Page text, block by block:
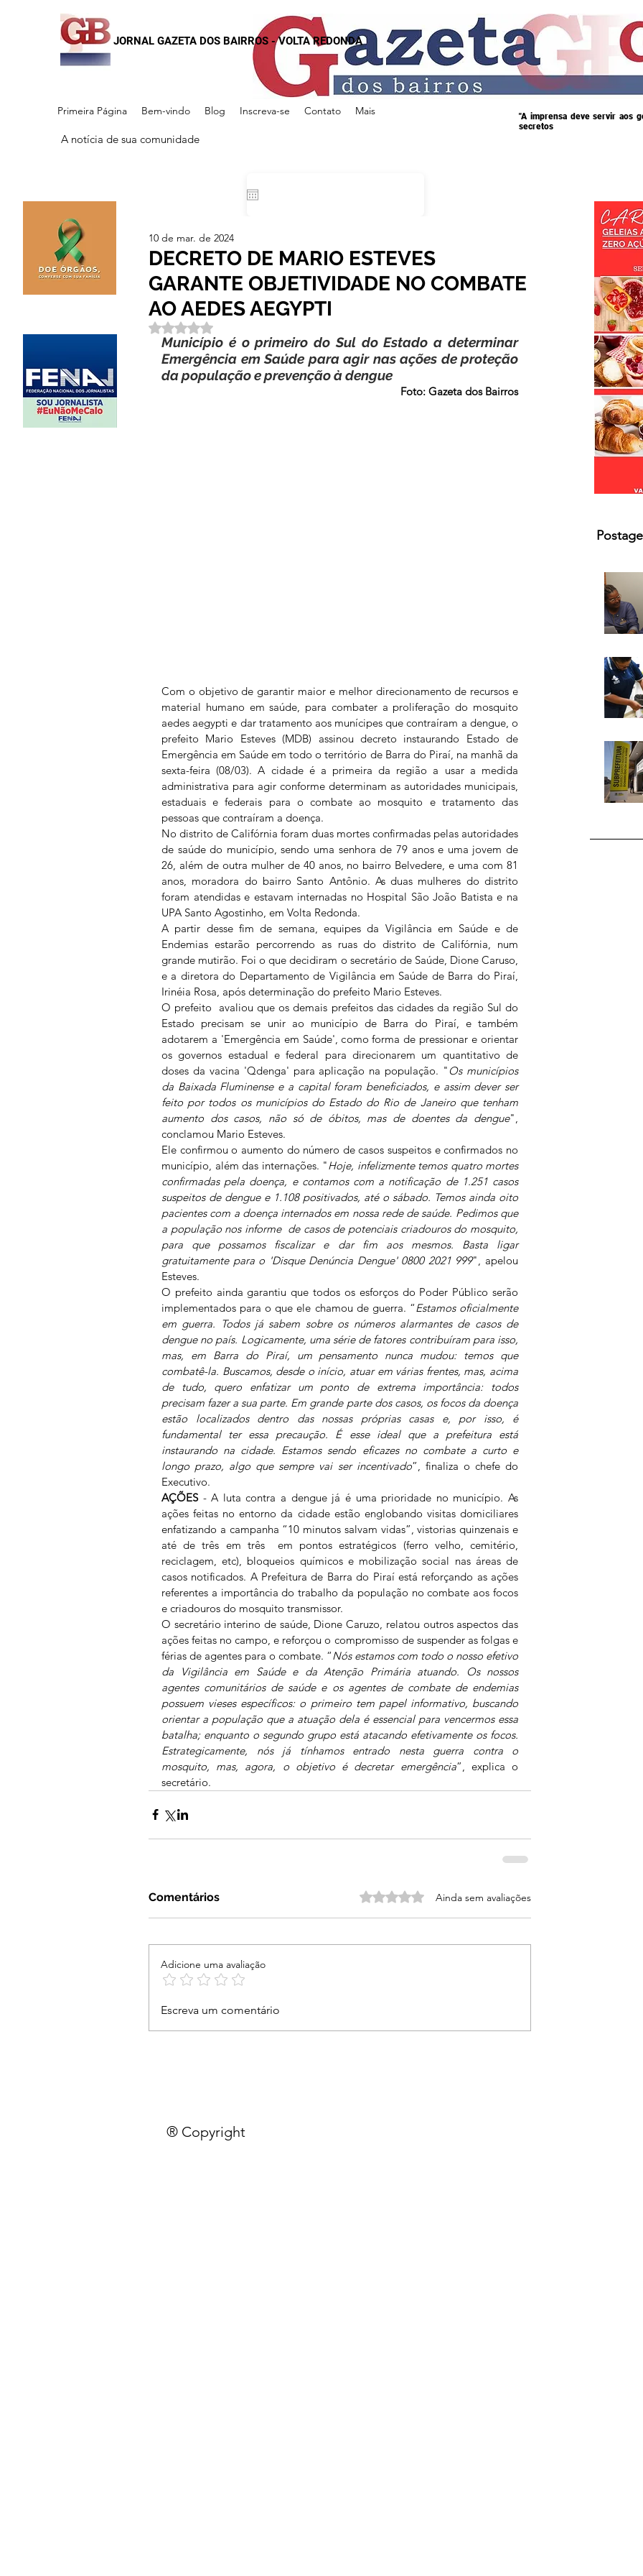
JORNAL GAZETA DOS BAIRROS - VOLTA REDONDA
Primeira Página Bem-vindo Blog Inscreva-se Contato Mais
A notícia de sua comunidade
"A imprensa deve servir aos
secretos
DECRETO DE MARIO ESTEVES
GARANTE OBJETIVIDADE NO COMBATE
AO AEDES AEGYPTI
10 de mar. de 2024
Avaliado com NaN de 5 estrelas.
Município é o primeiro do Sul do Estado a determinar
Emergência em Saúde para agir nas ações de proteção
da população e prevenção à dengue
Foto: Gazeta dos Bairros
Com o objetivo de garantir maior e melhor direcionamento de recursos e
material humano em saúde, para combater a proliferação do mosquito
aedes aegypti e dar tratamento aos munícipes que contraíram a dengue, o
prefeito Mario Esteves (MDB) assinou decreto instaurando Estado de
Emergência em Saúde em todo o território de Barra do Piraí, na manhã da
sexta-feira (08/03). A cidade é a primeira da região a usar a medida
administrativa para agir conforme determinam as autoridades municipais,
estaduais e federais para o combate ao mosquito e tratamento das
pessoas que contraíram a doença.
No distrito de Califórnia foram duas mortes confirmadas pelas autoridades
de saúde do município, sendo uma senhora de 79 anos e uma jovem de
26, além de outra mulher de 40 anos, no bairro Belvedere, e uma com 81
anos, moradora do bairro Santo Antônio. As duas mulheres do distrito
foram atendidas e estavam internadas no Hospital São João Batista e na
UPA Santo Agostinho, em Volta Redonda.
A partir desse fim de semana, equipes da Vigilância em Saúde e de
Endemias estarão percorrendo as ruas do distrito de Califórnia, num
grande mutirão. Foi o que decidiram o secretário de Saúde, Dione Caruso,
e a diretora do Departamento de Vigilância em Saúde de Barra do Piraí,
Irinéia Rosa, após determinação do prefeito Mario Esteves.
O prefeito  avaliou que os demais prefeitos das cidades da região Sul do
Estado precisam se unir ao município de Barra do Piraí, e também
adotarem a 'Emergência em Saúde', como forma de pressionar e orientar
os governos estadual e federal para direcionarem um quantitativo de
doses da vacina 'Qdenga' para aplicação na população. " Os municípios
da Baixada Fluminense e a capital foram beneficiados, e assim dever ser
feito por todos os municípios do Estado do Rio de Janeiro que tenham
aumento dos casos, não só de óbitos, mas de doentes da dengue",
conclamou Mario Esteves.
Ele confirmou o aumento do número de casos suspeitos e confirmados no
município, além das internações. "Hoje, infelizmente temos quatro mortes
confirmadas pela doença, e contamos com a notificação de 1.251 casos
suspeitos de dengue e 1.108 positivados, até o sábado. Temos ainda oito
pacientes com a doença internados em nossa rede de saúde. Pedimos que
a população nos informe  de casos de potenciais criadouros do mosquito,
para que possamos fiscalizar e dar fim aos mesmos. Basta ligar
gratuitamente para o 'Disque Denúncia Dengue' 0800 2021 999", apelou
Esteves.
O prefeito ainda garantiu que todos os esforços do Poder Público serão
implementados para o que ele chamou de guerra. “Estamos oficialmente
em guerra. Todos já sabem sobre os números alarmantes de casos de
dengue no país. Logicamente, uma série de fatores contribuíram para isso,
mas, em Barra do Piraí, um pensamento nunca mudou: temos que
combatê-la. Buscamos, desde o início, atuar em várias frentes, mas, acima
de tudo, quero enfatizar um ponto de extrema importância: todos
precisam fazer a sua parte. Em grande parte dos casos, os focos da doença
estão localizados dentro das nossas próprias casas e, por isso, é
fundamental ter essa precaução. É esse ideal que a prefeitura está
instaurando na cidade. Estamos sendo eficazes no combate a curto e
longo prazo, algo que sempre vai ser incentivado”, finaliza o chefe do
Executivo.
AÇÕES - A luta contra a dengue já é uma prioridade no município. As
ações feitas no entorno da cidade estão englobando visitas domiciliares
enfatizando a campanha “10 minutos salvam vidas”, vistorias quinzenais e
até de três em três  em pontos estratégicos (ferro velho, cemitério,
reciclagem, etc), bloqueios químicos e mobilização social nas áreas de
casos notificados. A Prefeitura de Barra do Piraí está reforçando as ações
referentes a importância do trabalho da população no combate aos focos
e criadouros do mosquito transmissor.
O secretário interino de saúde, Dione Caruzo, relatou outros aspectos das
ações feitas no campo, e reforçou o compromisso de suspender as folgas e
férias de agentes para o combate. “Nós estamos com todo o nosso efetivo
da Vigilância em Saúde e da Atenção Primária atuando. Os nossos
agentes comunitários de saúde e os agentes de combate de endemias
possuem vieses específicos: o primeiro tem papel informativo, buscando
orientar a população que a atuação dela é essencial para vencermos essa
batalha; enquanto o segundo grupo está atacando efetivamente os focos.
Estrategicamente, nós já tínhamos entrado nesta guerra contra o
mosquito, mas, agora, o objetivo é decretar emergência”, explica o
secretário.
Comentários Avaliado com 0 de 5 estrelas.
Ainda sem avaliações
Adicione uma avaliação
Escreva um comentário
® Copyright